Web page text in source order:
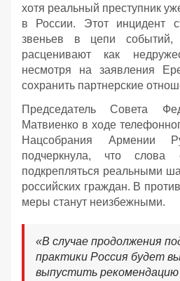
хотя реальный преступник
в России. Этот инцидент
звеньев в цепи
расценивают как
несмотря на заявления
сохранить партнерские
Председатель Совета
Матвиенко в ходе
Нацсобрания Армении
подчеркнула, что
подкрепляться реальными
российских граждан. В
меры станут неизбежными.
«В случае продолжения
практики Россия будет
выпустить рекомендацию